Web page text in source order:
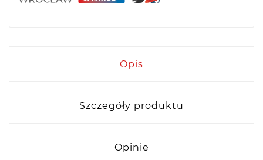
Opis
Szczegóły produktu
Opinie